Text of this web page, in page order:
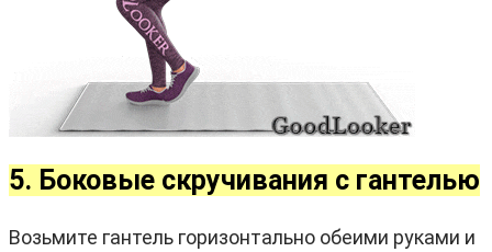
5. Боковые скручивания с гантелью
Возьмите гантель горизонтально обеими руками и